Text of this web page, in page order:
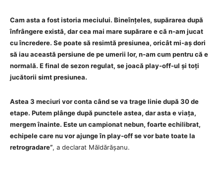
Cam asta a fost istoria meciului. Bineînțeles, supărarea după
înfrângere există, dar cea mai mare supărare e că n-am jucat
cu încredere. Se poate să resimtă presiunea, oricât mi-aș dori
să iau această persiune de pe umerii lor, n-am cum pentru că e
normală. E final de sezon regulat, se joacă play-off-ul și toți
jucătorii simt presiunea.
Astea 3 meciuri vor conta când se va trage linie după 30 de
etape. Putem plânge după punctele astea, dar asta e viața,
mergem înainte. Este un campionat nebun, foarte echilibrat,
echipele care nu vor ajunge în play-off se vor bate toate la
retrogradare”, a declarat Măldărășanu.